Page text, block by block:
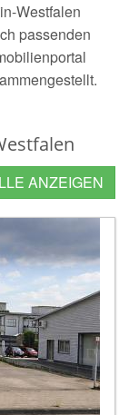
Westfalen
passenden
ANZEIGEN